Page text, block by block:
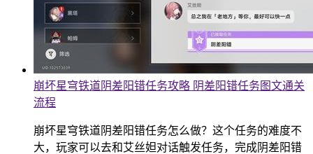
崩坏星穹铁道阴差阳错任务攻略 阴差阳错任务图文通关
流程
崩坏星穹铁道阴差阳错任务怎么做？这个任务的难度不
大，玩家可以去和艾丝妲对话触发任务，完成阴差阳错